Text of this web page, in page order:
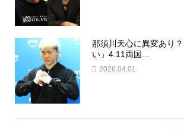
那須川天心に異変あり
い」4.11両国...
2026.04.01